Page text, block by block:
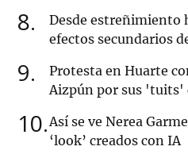
8
Desde estreñimiento
efectos secundarios
9
Protesta en Huarte
Aizpún por sus
10 Así se ve Nerea
‘look’ creados con IA